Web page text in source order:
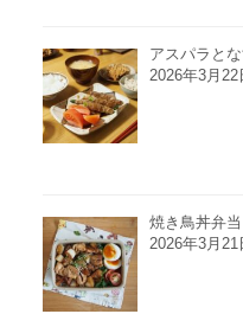
アスパラと
2026年3月22
焼き鳥丼弁当
2026年3月21